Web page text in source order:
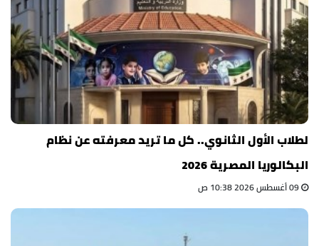
لطلاب الأول الثانوي.. كل ما تريد معرفته عن نظام
البكالوريا المصرية 2026